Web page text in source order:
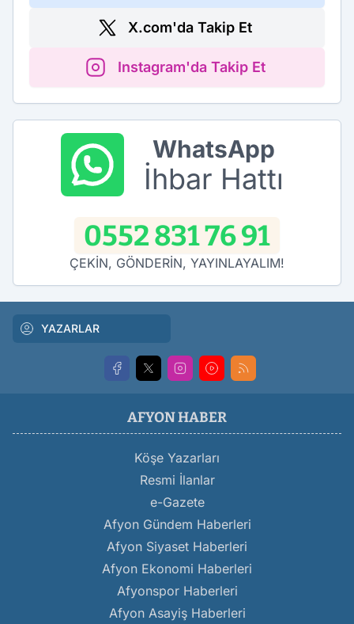
X.com'da Takip Et
Instagram'da Takip Et
WhatsApp
İhbar Hattı
0552 831 76 91
ÇEKİN, GÖNDERİN, YAYINLAYALIM!
YAZARLAR
AFYON HABER
Köşe Yazarları
Resmi İlanlar
e-Gazete
Afyon Gündem Haberleri
Afyon Siyaset Haberleri
Afyon Ekonomi Haberleri
Afyonspor Haberleri
Afyon Asayiş Haberleri